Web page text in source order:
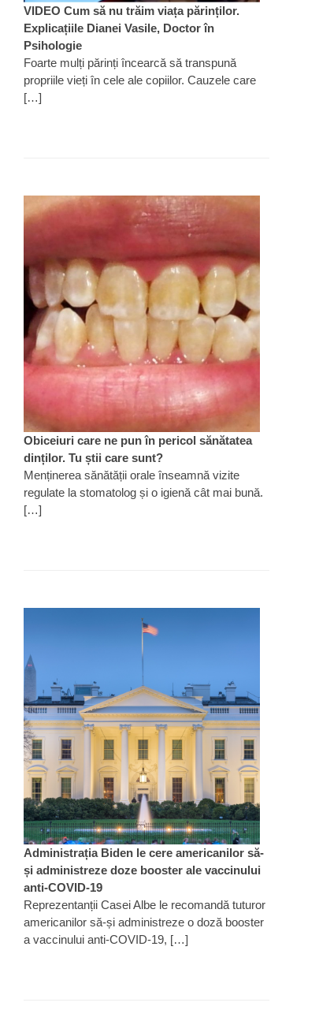
VIDEO Cum să nu trăim viața părinților.
Explicațiile Dianei Vasile, Doctor în
Psihologie
Foarte mulți părinți încearcă să transpună
propriile vieți în cele ale copiilor. Cauzele care
[…]
Obiceiuri care ne pun în pericol sănătatea
dinților. Tu știi care sunt?
Menținerea sănătății orale înseamnă vizite
regulate la stomatolog și o igienă cât mai bună.
[…]
Administrația Biden le cere americanilor să-
și administreze doze booster ale vaccinului
anti-COVID-19
Reprezentanții Casei Albe le recomandă tuturor
americanilor să-și administreze o doză booster
a vaccinului anti-COVID-19, […]